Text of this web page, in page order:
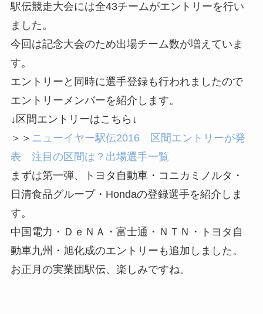
駅伝競走大会には全43チームがエントリーを行い
ました。
今回は記念大会のため出場チーム数が増えていま
す。
エントリーと同時に選手登録も行われましたので
エントリーメンバーを紹介します。
↓区間エントリーはこちら↓
＞＞ ニューイヤー駅伝2016 区間エントリーが発
表 注目の区間は？出場選手一覧
まずは第一弾、トヨタ自動車・コニカミノルタ・
日清食品グループ・Hondaの登録選手を紹介しま
す。
中国電力・ＤｅＮＡ・富士通・ＮＴＮ・トヨタ自
動車九州・旭化成のエントリーも追加しました。
お正月の実業団駅伝、楽しみですね。